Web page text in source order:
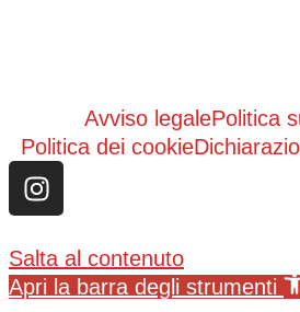
Avviso legalePolitica
Politica dei cookie
Salta al contenuto
Apri la barra degli strumenti